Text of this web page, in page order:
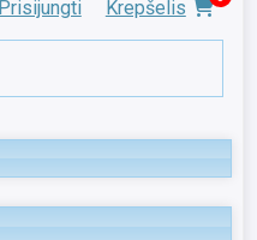
Prisijungti Krepšelis